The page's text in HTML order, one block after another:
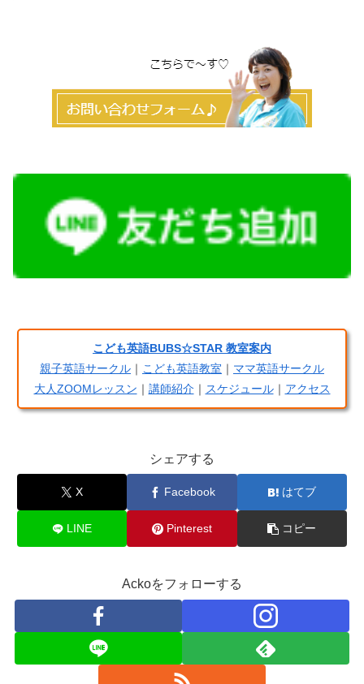
こども英語BUBS☆STAR 教室案内
親子英語サークル ｜ こども英語教室 ｜ ママ英語サークル
大人ZOOMレッスン ｜ 講師紹介｜ スケジュール｜ アクセス
シェアする
X Facebook はてブ
LINE Pinterest コピー
Ackoをフォローする